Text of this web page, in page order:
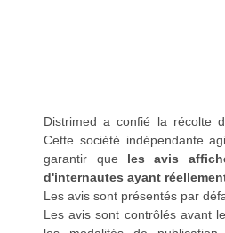
Distrimed a confié la récolte
Cette société indépendante
garantir que les avis
d'internautes ayant
Les avis sont présentés par
Les avis sont contrôlés avant